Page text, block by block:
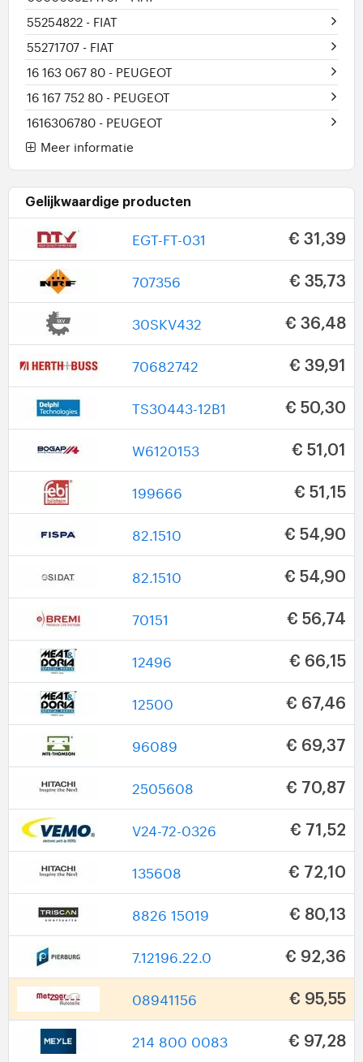
55254822 - FIAT
55271707 - FIAT
16 163 067 80 - PEUGEOT
16 167 752 80 - PEUGEOT
1616306780 - PEUGEOT
Meer informatie
Gelijkwaardige producten
EGT-FT-031 € 31,39
707356 € 35,73
30SKV432 € 36,48
70682742 € 39,91
TS30443-12B1 € 50,30
W6120153 € 51,01
199666 € 51,15
82.1510 € 54,90
82.1510 € 54,90
70151 € 56,74
12496 € 66,15
12500 € 67,46
96089 € 69,37
2505608 € 70,87
V24-72-0326 € 71,52
135608 € 72,10
8826 15019 € 80,13
7.12196.22.0 € 92,36
08941156 € 95,55
214 800 0083 € 97,28